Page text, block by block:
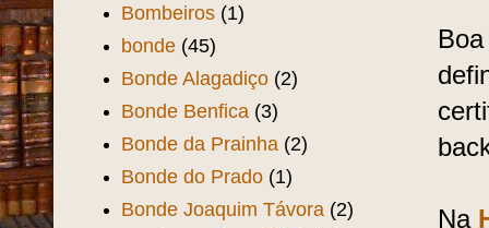
Na
Bombeiros (1)
bonde (45)
Bonde Alagadiço (2)
Bonde Benfica (3)
Bonde da Prainha (2)
Bonde do Prado (1)
Bonde Joaquim Távora (2)